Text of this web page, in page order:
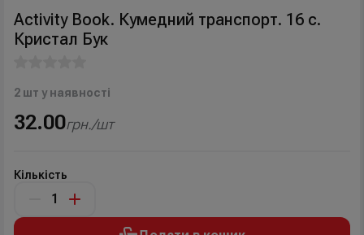
Activity Book. Кумедний транспорт. 16 с.
Кристал Бук
2 шт у наявності
32.00грн./шт
Кількість